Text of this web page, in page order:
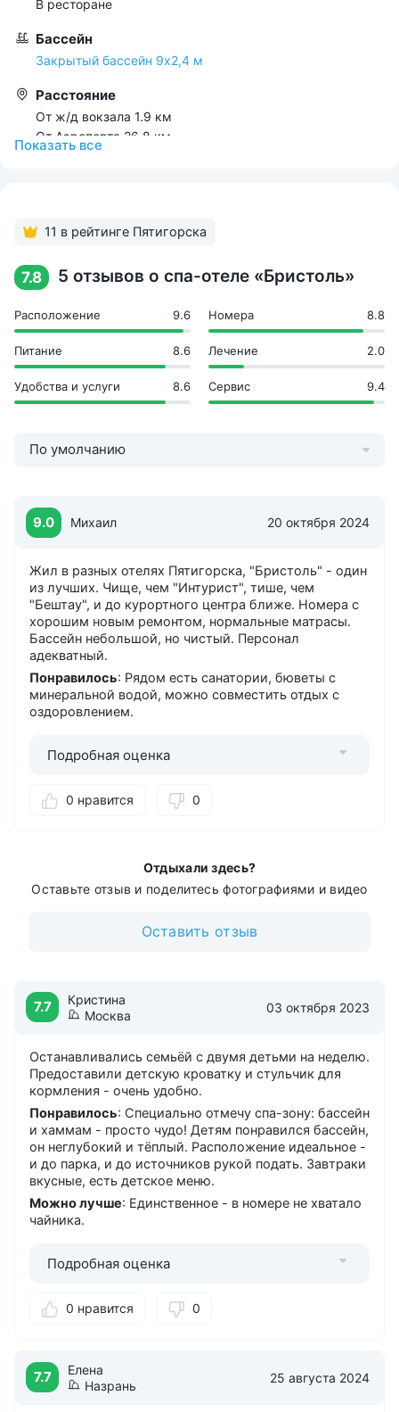
В ресторане
Бассейн
Закрытый бассейн 9х2,4 м
Расстояние
От ж/д вокзала 1.9 км
От Аэропорта 26.8 км
До парка 50 м
Развлечения
Инфраструктура
Кабельное ТВ в номерах
Кафе
Кондиционеры в номерах
Лифты
Охраняемая стоянка
Холл на этаже
Интернет
Бесплатный на территории
Бесплатный в номерах
Стоянка
Бесплатная охраняемая
Дети
от 0 лет
Room Service
Консьерж-служба
Сауна
Показать всe
7.8 5 отзывов о спа-отеле «Бристоль»
11 в рейтинге Пятигорска
Расположение 9.6 Номера 8.8
Питание 8.6 Лечение 2.0
Удобства и услуги 8.6 Сервис 9.4
По умолчанию
9.0 Михаил 20 октября 2024
Жил в разных отелях Пятигорска, "Бристоль" - один
из лучших. Чище, чем "Интурист", тише, чем
"Бештау", и до курортного центра ближе. Номера с
хорошим новым ремонтом, нормальные матрасы.
Бассейн небольшой, но чистый. Персонал
адекватный.
Понравилось: Рядом есть санатории, бюветы с
минеральной водой, можно совместить отдых с
оздоровлением.
Подробная оценка
0 нравится 0
Отдыхали здесь?
Оставьте отзыв и поделитесь фотографиями и видео
Оставить отзыв
7.7
Кристина
Москва
03 октября 2023
Останавливались семьёй с двумя детьми на неделю.
Предоставили детскую кроватку и стульчик для
кормления - очень удобно.
Понравилось: Специально отмечу спа-зону: бассейн
и хаммам - просто чудо! Детям понравился бассейн,
он неглубокий и тёплый. Расположение идеальное -
и до парка, и до источников рукой подать. Завтраки
вкусные, есть детское меню.
Можно лучше: Единственное - в номере не хватало
чайника.
Подробная оценка
0 нравится 0
7.7
Елена
Назрань
25 августа 2024